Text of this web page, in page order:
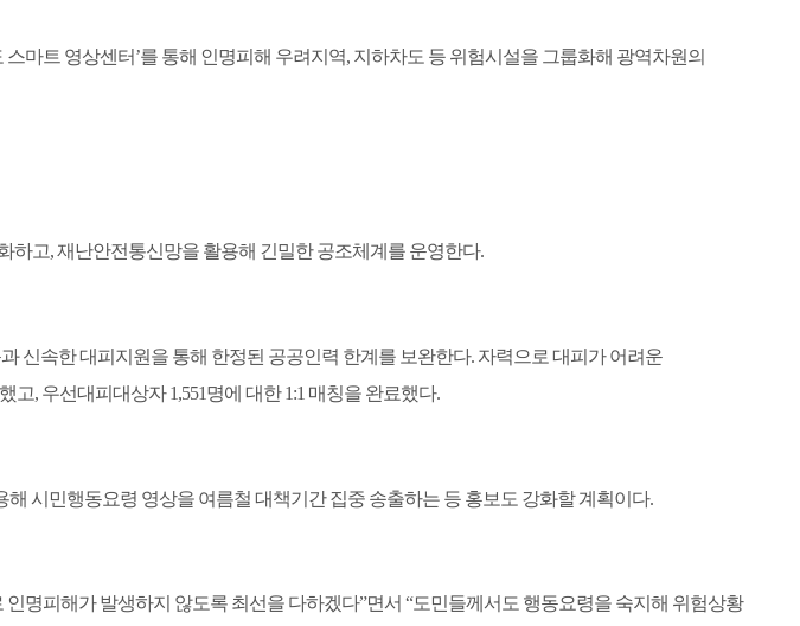
스마트 영상센터’를 통해 인명피해 우려지역, 지하차도 등 위험시설을 그룹화해 광역차원의
하고,재난안전통신망을 활용해 긴밀한 공조체계를 운영한다.
신속한 대피지원을 통해 한정된 공공인력 한계를 보완한다. 자력으로 대피가 어려운
고, 우선대피대상자1,551명에 대한1:1 매칭을 완료했다.
시민행동요령 영상을 여름철 대책기간 집중 송출하는 등 홍보도 강화할 계획이다.
명피해가 발생하지 않도록 최선을 다하겠다”면서 “도민들께서도 행동요령을 숙지해 위험상황